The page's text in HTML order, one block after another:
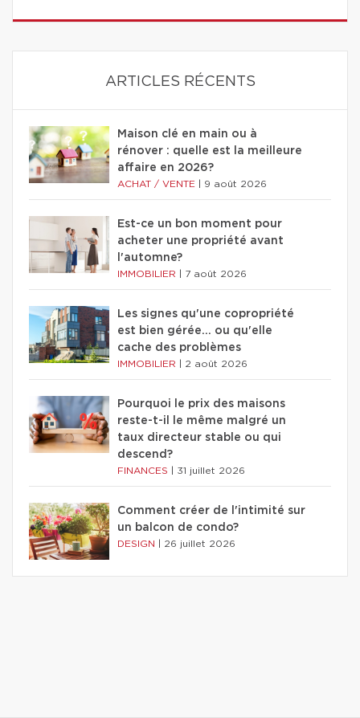
ARTICLES RÉCENTS
Maison clé en main ou à
rénover : quelle est la meilleure
affaire en 2026?
ACHAT / VENTE 9 août 2026
Est-ce un bon moment pour
acheter une propriété avant
l'automne?
IMMOBILIER 7 août 2026
Les signes qu'une copropriété
est bien gérée… ou qu'elle
cache des problèmes
IMMOBILIER 2 août 2026
Pourquoi le prix des maisons
reste-t-il le même malgré un
taux directeur stable ou qui
descend?
FINANCES 31 juillet 2026
Comment créer de l'intimité sur
un balcon de condo?
DESIGN 26 juillet 2026